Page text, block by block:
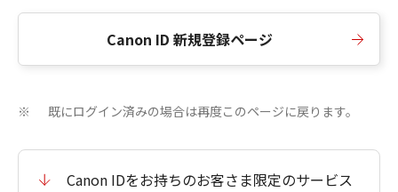
Canon ID 新規登録ページ
※ 既にログイン済みの場合は再度このページに戻ります。
Canon IDをお持ちのお客さま限定のサービス